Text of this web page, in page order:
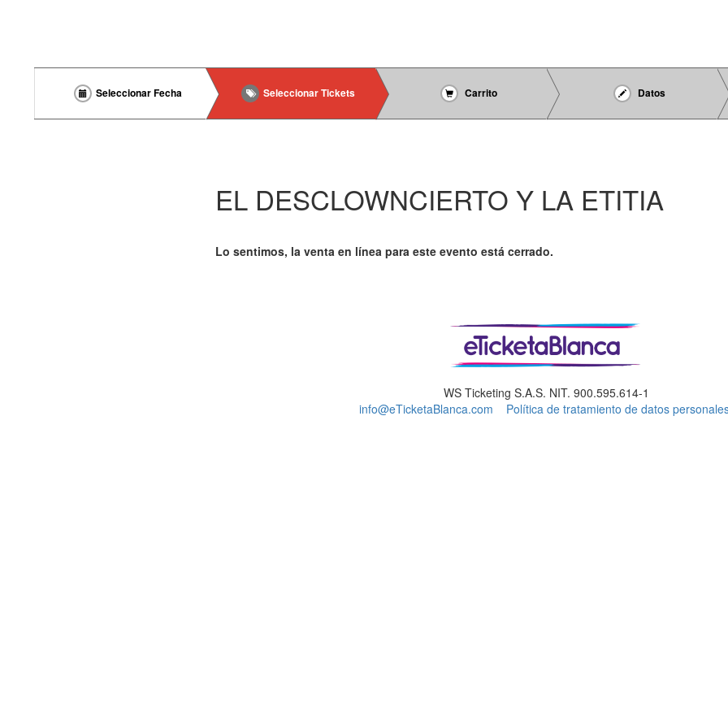
Seleccionar Fecha Seleccionar Tickets Carrito Datos
EL DESCLOWNCIERTO Y LA ETITIA
Lo sentimos, la venta en línea para este evento está cerrado.
WS Ticketing S.A.S. NIT. 900.595.614-1
info@eTicketaBlanca.com
Política de tratamiento de datos